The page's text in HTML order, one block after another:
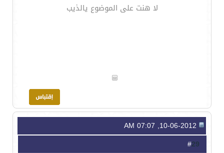
لا هنت على الموضوع يالذيب
29